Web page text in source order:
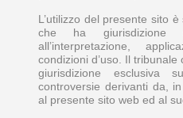
L’utilizzo del presente sito
che ha giurisdizione
all’interpretazione,
condizioni d’uso. Il
giurisdizione
controversie derivanti da,
al presente sito web ed al